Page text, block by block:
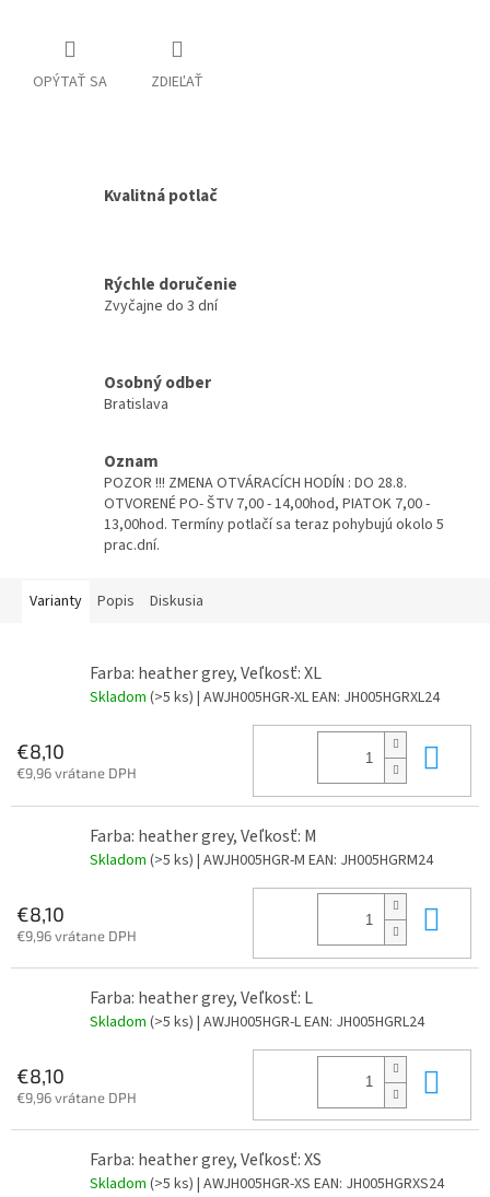
OPÝTAŤ SA ZDIEĽAŤ
Kvalitná potlač
Rýchle doručenie
Zvyčajne do 3 dní
Osobný odber
Bratislava
Oznam
POZOR !!! ZMENA OTVÁRACÍCH HODÍN : DO 28.8.
OTVORENÉ PO- ŠTV 7,00 - 14,00hod, PIATOK 7,00 -
13,00hod. Termíny potlačí sa teraz pohybujú okolo 5
prac.dní.
Varianty Popis Diskusia
Farba: heather grey, Veľkosť: XL
Skladom (>5 ks) | AWJH005HGR-XLEAN: JH005HGRXL24
€8,10
€9,96 vrátane DPH
Farba: heather grey, Veľkosť: M
Skladom (>5 ks) | AWJH005HGR-M EAN: JH005HGRM24
€8,10
€9,96 vrátane DPH
Farba: heather grey, Veľkosť: L
Skladom (>5 ks) | AWJH005HGR-LEAN: JH005HGRL24
€8,10
€9,96 vrátane DPH
Farba: heather grey, Veľkosť: XS
Skladom (>5 ks) | AWJH005HGR-XS EAN: JH005HGRXS24